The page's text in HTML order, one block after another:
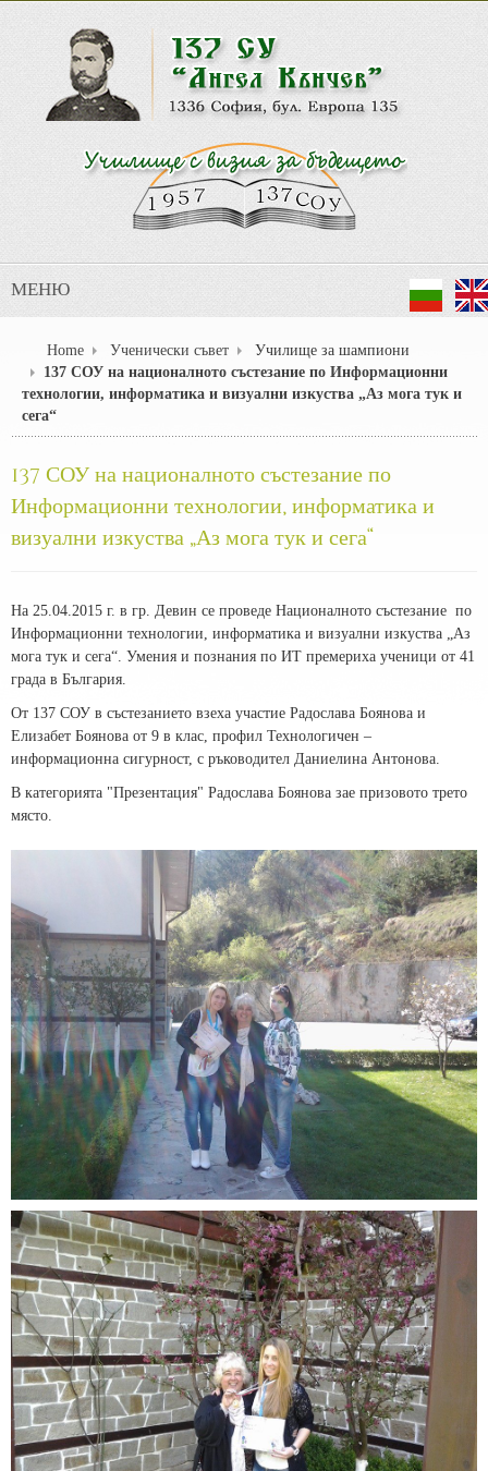
МЕНЮ
Home Ученически съвет
Училище за шампиони
137 СОУ на националното състезание по Информационни
технологии, информатика и визуални изкуства „Аз мога тук и
сега“
137 СОУ на националното състезание по
Информационни технологии, информатика и
визуални изкуства „Аз мога тук и сега“
На 25.04.2015 г. в гр. Девин се проведе Националното състезание по
Информационни технологии, информатика и визуални изкуства „Аз
мога тук и сега“. Умения и познания по ИТ премериха ученици от 41
града в България.
От 137 СОУ в състезанието взеха участие Радослава Боянова и
Елизабет Боянова от 9 в клас, профил Технологичен –
информационна сигурност, с ръководител Даниелина Антонова.
В категорията "Презентация" Радослава Боянова зае призовото трето
място.